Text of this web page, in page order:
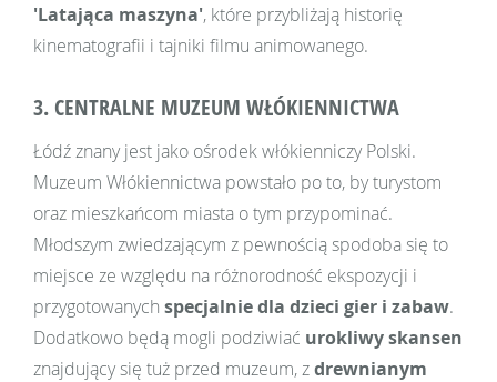
'Latająca maszyna', które przybliżają historię
kinematografii i tajniki filmu animowanego.
3. CENTRALNE MUZEUM WŁÓKIENNICTWA
Łódź znany jest jako ośrodek włókienniczy Polski.
Muzeum Włókiennictwa powstało po to, by turystom
oraz mieszkańcom miasta o tym przypominać.
Młodszym zwiedzającym z pewnością spodoba się to
miejsce ze względu na różnorodność ekspozycji i
przygotowanych specjalnie dla dzieci gier i zabaw.
Dodatkowo będą mogli podziwiać urokliwy skansen
znajdujący się tuż przed muzeum, zdrewnianym